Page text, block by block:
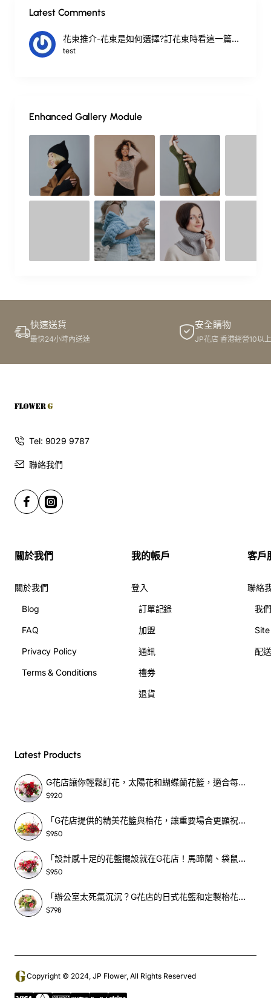
Latest Comments
花束推介-花束是如何選擇?訂花束時看這一篇就夠.
test
Enhanced Gallery Module
快速送貨
最快24小時內送達
安全購物
JP花店 香港經營10以
Tel: 9029 9787
聯絡我們
關於我們
關於我們
Blog
FAQ
Privacy Policy
Terms & Conditions
我的帳戶
登入
訂單記錄
加盟
通訊
禮券
退貨
客戶
聯絡
我
配
Latest Products
G花店讓你輕鬆訂花，太陽花和蝴蝶蘭花籃，適合每個重要時刻！-SF390
$920
「G花店提供的精美花籃與枱花，讓重要場合更顯祝賀與喜悅，適合各種用場！」-SF398
$950
「設計感十足的花籃擺設就在G花店！馬蹄蘭、袋鼠爪、罌粟花，為你的重大場合增光添彩！」-SF209
$950
「辦公室太死氣沉沉？G花店的日式花籃和定製枱花，為你帶來新鮮感！」-SF465
$798
Copyright © 2024, JP Flower, All Rights Reserved